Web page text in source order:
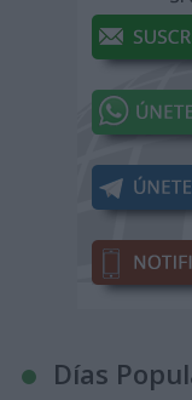
Días